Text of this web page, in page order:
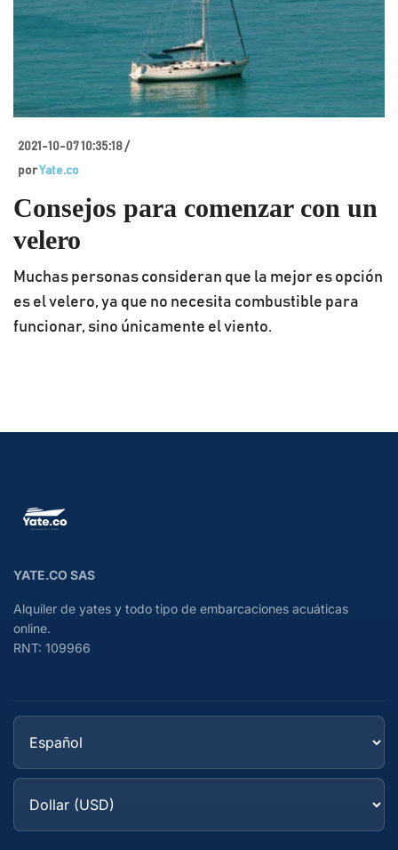
2021-10-07 10:35:18 /
porYate.co
Consejos para comenzar con un
velero
Muchas personas consideran que la mejor es opción
es el velero, ya que no necesita combustible para
funcionar, sino únicamente el viento.
YATE.CO SAS
Alquiler de yates y todo tipo de embarcaciones acuáticas
online.
RNT: 109966